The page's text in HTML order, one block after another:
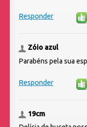
Responder
Zóio azul
Parabéns pela sua
Responder
19cm